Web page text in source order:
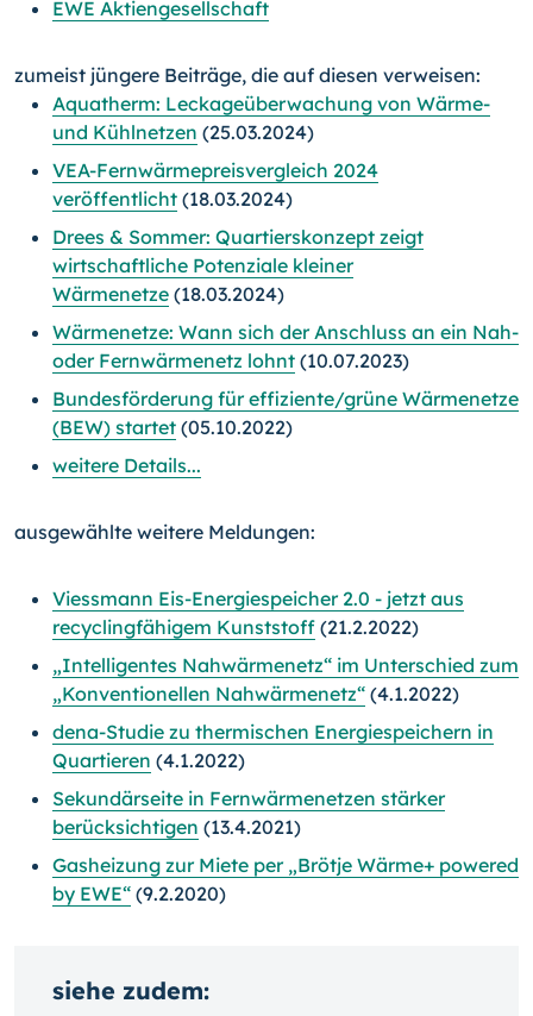
EWE Aktiengesellschaft
zumeist jüngere Beiträge, die auf diesen verweisen:
Aquatherm: Leckageüberwachung von Wärme-
und Kühlnetzen (25.03.2024)
VEA-Fernwärmepreisvergleich 2024
veröffentlicht (18.03.2024)
Drees & Sommer: Quartierskonzept zeigt
wirtschaftliche Potenziale kleiner
Wärmenetze (18.03.2024)
Wärmenetze: Wann sich der Anschluss an ein Nah-
oder Fernwärmenetz lohnt (10.07.2023)
Bundesförderung für effiziente/grüne Wärmenetze
(BEW) startet (05.10.2022)
weitere Details...
ausgewählte weitere Meldungen:
Viessmann Eis-Energiespeicher 2.0 - jetzt aus
recyclingfähigem Kunststoff (21.2.2022)
„Intelligentes Nahwärmenetz“ im Unterschied zum
„Konventionellen Nahwärmenetz“ (4.1.2022)
dena-Studie zu thermischen Energiespeichern in
Quartieren (4.1.2022)
Sekundärseite in Fernwärmenetzen stärker
berücksichtigen (13.4.2021)
Gasheizung zur Miete per „Brötje Wärme+ powered
by EWE“ (9.2.2020)
siehe zudem: